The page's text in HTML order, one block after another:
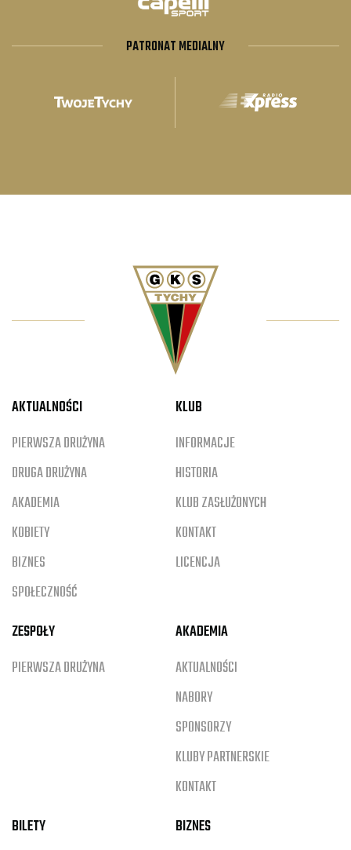
PATRONAT MEDIALNY
AKTUALNOŚCI
PIERWSZA DRUŻYNA
DRUGA DRUŻYNA
AKADEMIA
KOBIETY
BIZNES
SPOŁECZNOŚĆ
KLUB
INFORMACJE
HISTORIA
KLUB ZASŁUŻONYCH
KONTAKT
LICENCJA
ZESPOŁY
PIERWSZA DRUŻYNA
AKADEMIA
AKTUALNOŚCI
NABORY
SPONSORZY
KLUBY PARTNERSKIE
KONTAKT
BILETY
BIZNES